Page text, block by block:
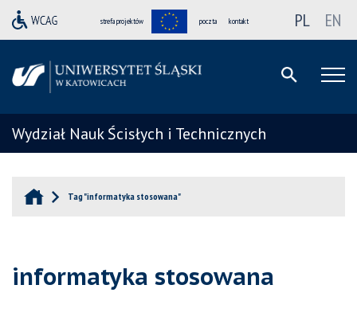
strefa projektów poczta kontakt PL EN
Wydział Nauk Ścisłych i Technicznych
Tag "informatyka stosowana"
informatyka stosowana